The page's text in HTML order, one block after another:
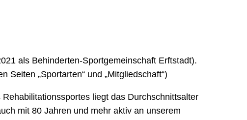
als Behinderten-Sportgemeinschaft Erftstadt).
Seiten „Sportarten“ und „Mitgliedschaft“)
liegt das Durchschnittsalter
mit 80 Jahren und mehr aktiv an unserem